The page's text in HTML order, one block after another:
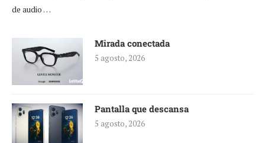
de audio …
Mirada conectada
5 agosto, 2026
Pantalla que descansa
5 agosto, 2026